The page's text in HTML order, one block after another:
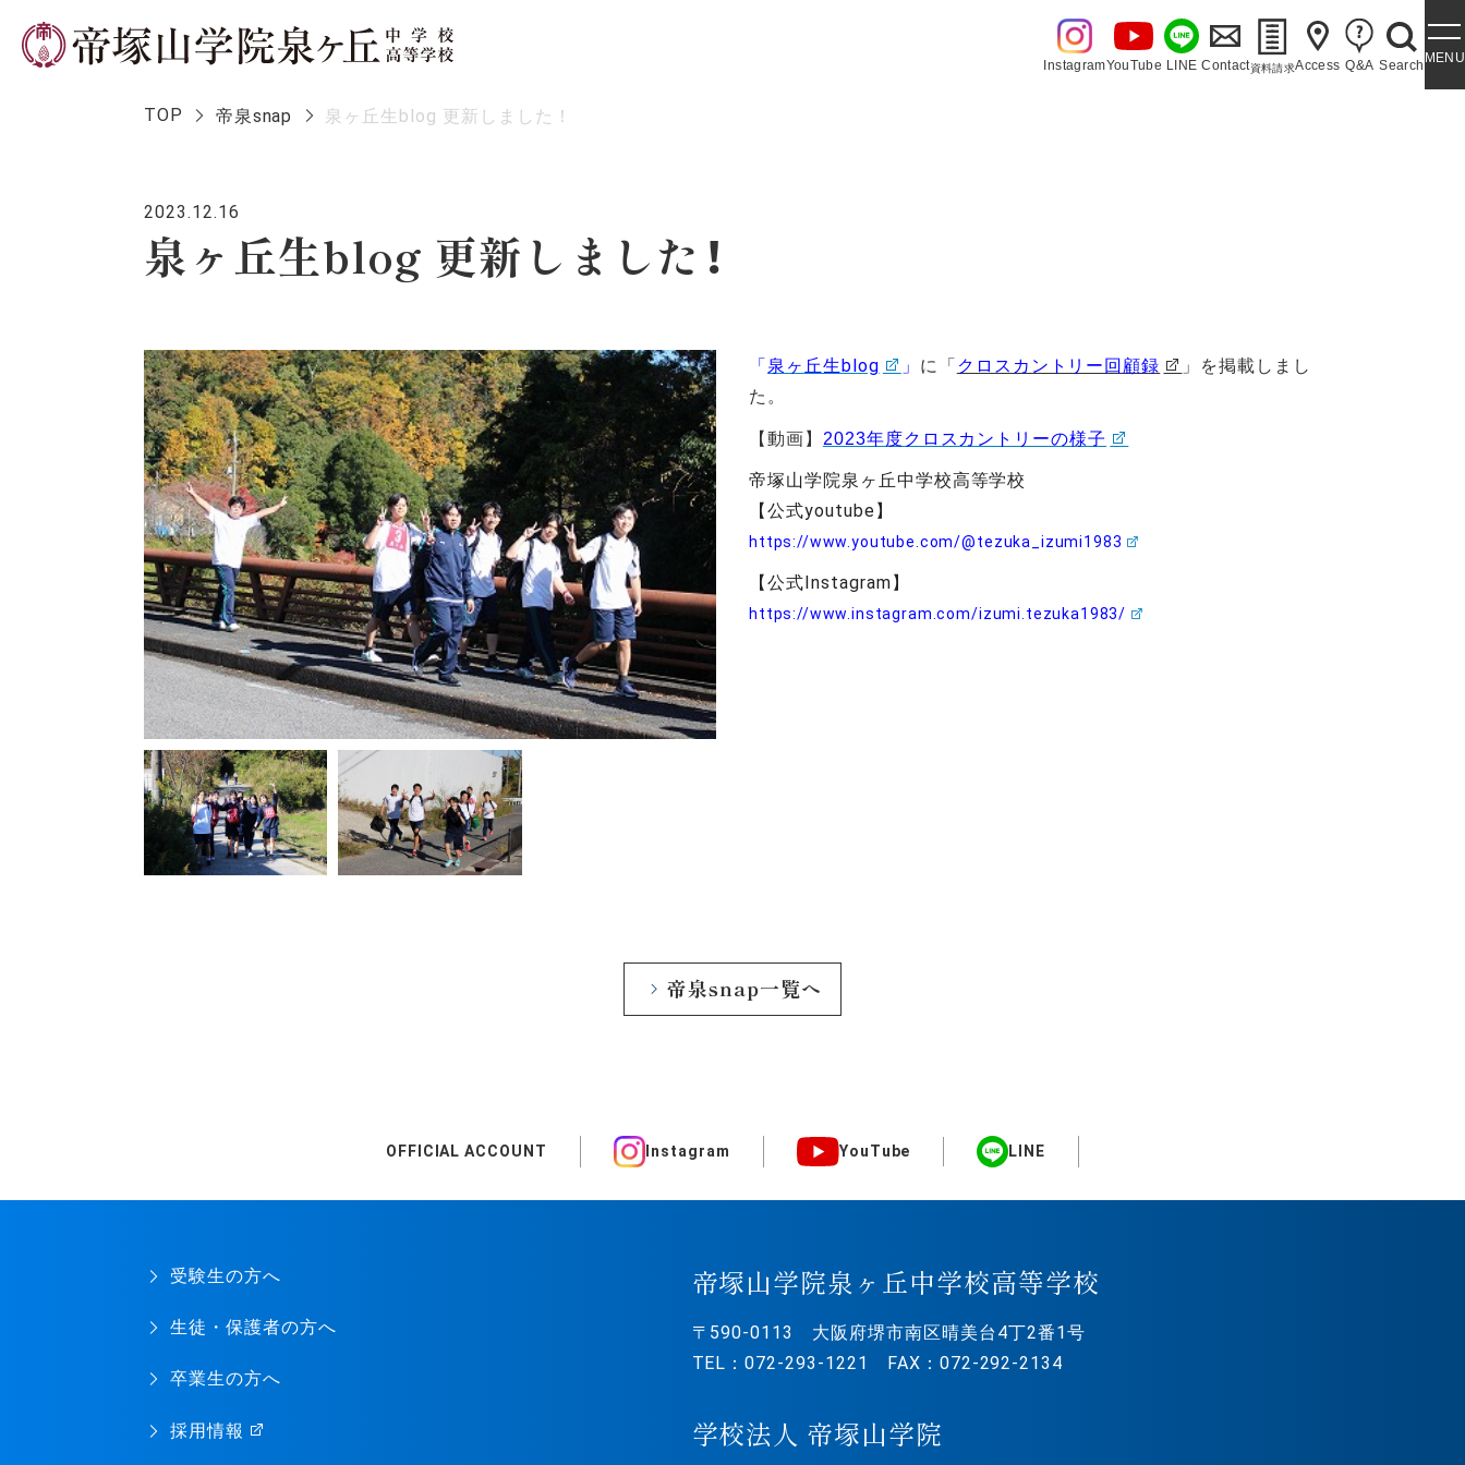
InstagramYouTube LINE Contact資料請求Access Q&A SearchMENU
学校長メッセージ
TOP 帝泉snap 泉ヶ丘生blog 更新しました！
2023.12.16
泉ヶ丘生blog 更新しました！
「泉ヶ丘生blog 」 に 「 クロスカントリー回顧録
」を掲載しまし
た。
【動画】 2023年度クロスカントリーの様子
帝塚山学院泉ヶ丘中学校高等学校
【公式youtube】
https://www.youtube.com/@tezuka_izumi1983
【公式Instagram】
https://www.instagram.com/izumi.tezuka1983/
帝泉snap一覧へ
OFFICIAL ACCOUNT Instagram YouTube LINE
受験生の方へ
生徒・保護者の方へ
卒業生の方へ
採用情報
帝塚山学院泉ヶ丘中学校高等学校
〒590-0113 大阪府堺市南区晴美台4丁2番1号
TEL：072-293-1221 FAX：072-292-2134
学校法人 帝塚山学院